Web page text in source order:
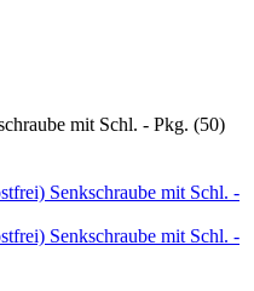
mit Schl. - Pkg. (50)